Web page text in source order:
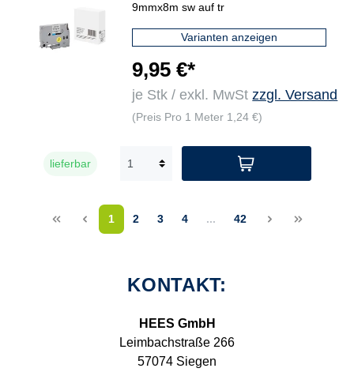
9mmx8m sw auf tr
Varianten anzeigen
9,95 €*
je Stk / exkl. MwStzzgl. Versand
(Preis Pro 1 Meter 1,24 €)
lieferbar
<< < 1 2 3 4 ... 42 > >>
KONTAKT:
HEES GmbH
Leimbachstraße 266
57074 Siegen